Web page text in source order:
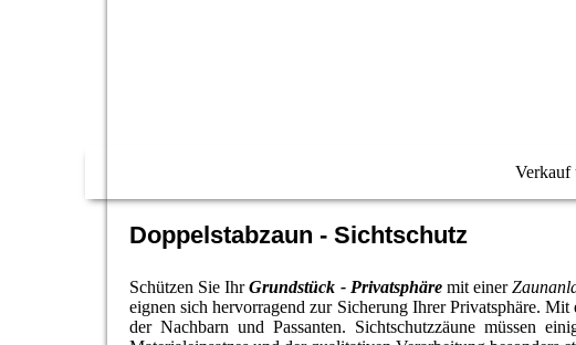
Verkauf
Doppelstabzaun - Sichtschutz
Schützen Sie IhrGrundstück - Privatsphäremit einer
eignen sich hervorragend zur Sicherung Ihrer Privatsphäre.
der Nachbarn und Passanten. Sichtschutzzäune müssen